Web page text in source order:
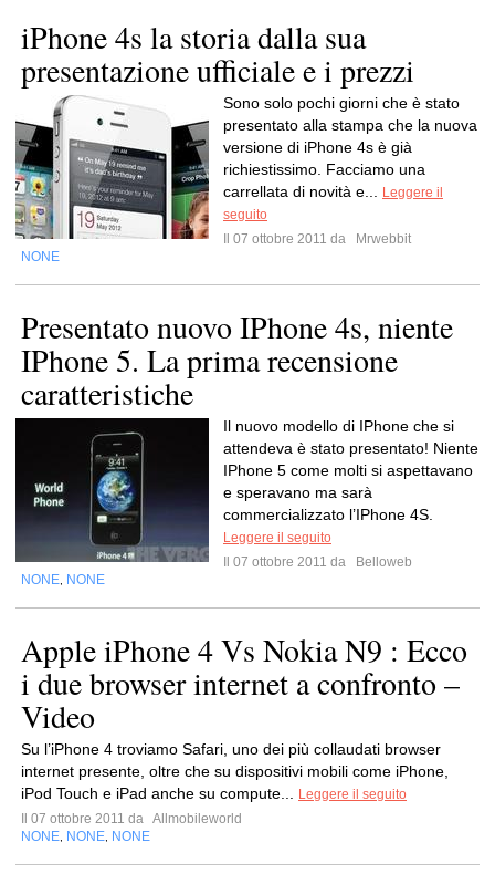
iPhone 4s la storia dalla sua
presentazione ufficiale e i prezzi
Sono solo pochi giorni che è stato
presentato alla stampa che la nuova
versione di iPhone 4s è già
richiestissimo. Facciamo una
carrellata di novità e...
Leggere il
seguito
Il 07 ottobre 2011 da
Mrwebbit
NONE
Presentato nuovo IPhone 4s, niente
IPhone 5. La prima recensione
caratteristiche
Il nuovo modello di IPhone che si
attendeva è stato presentato! Niente
IPhone 5 come molti si aspettavano
e speravano ma sarà
commercializzato l’IPhone 4S.
Leggere il seguito
Il 07 ottobre 2011 da
Belloweb
NONE NONE
Apple iPhone 4 Vs Nokia N9 : Ecco
i due browser internet a confronto –
Video
Su l’iPhone 4 troviamo Safari, uno dei più collaudati browser
internet presente, oltre che su dispositivi mobili come iPhone,
iPod Touch e iPad anche su compute...
Leggere il seguito
Il 07 ottobre 2011 da Allmobileworld
NONE NONE NONE